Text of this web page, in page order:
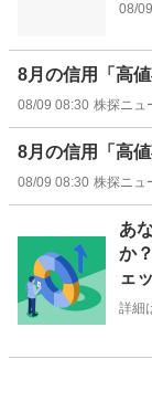
08/
8月の信用「高
08/09 08:30 株探ニュ
8月の信用「高
08/09 08:30 株探ニュ
あ
か
ェ
詳細